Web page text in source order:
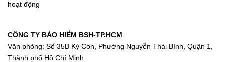
hoạt động
CÔNG TY BẢO HIỂM BSH-TP.HCM
Văn phòng: Số 35B Ký Con, Phường Nguyễn Thái Bình, Quận 1,
Thành phố Hồ Chí Minh